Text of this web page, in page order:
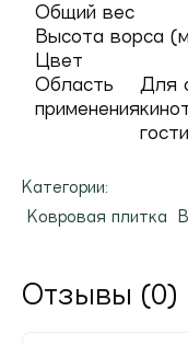
Общий вес
Высота ворса
Цвет
Область
применения
Для
Категории:
Ковровая плитка
Отзывы (0)